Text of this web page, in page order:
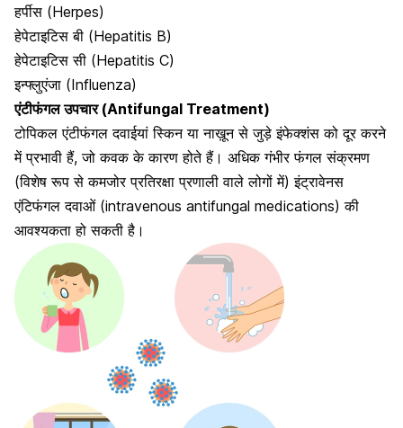
हर्पीस (Herpes)
हेपेटाइटिस बी (Hepatitis B)
हेपेटाइटिस सी (Hepatitis C)
इन्फ्लुएंजा (Influenza)
एंटीफंगल उपचार (Antifungal Treatment)
टोपिकल एंटीफंगल दवाईयां स्किन यानाख़ून से जुड़े इंफेक्शंस को दूर करने
में प्रभावी हैं, जो कवक के कारण होते हैं। अधिक गंभीर फंगल संक्रमण
(विशेष रूप से कमजोर प्रतिरक्षा प्रणाली वाले लोगों में) इंट्रावेनस
एंटिफंगल दवाओं (intravenous antifungal medications) की
आवश्यकता हो सकती है।